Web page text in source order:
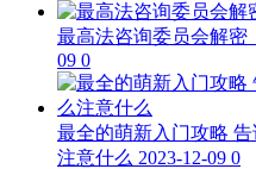
最高法咨询委员会解密
09 0
最全的萌新入门攻略
注意什么 2023-12-09 0